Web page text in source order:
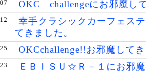
OKC challengeにお邪魔し
幸手クラシックカーフェス
てきました。
OKCchallenge!!お邪魔して
ＥＢＩＳＵ☆Ｒ－１にお邪